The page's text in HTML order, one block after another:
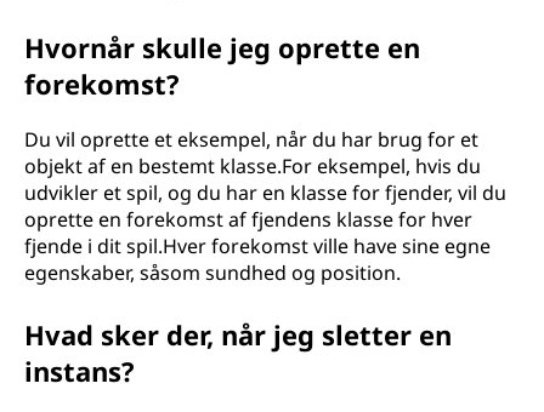
Hvornår skulle jeg oprette en
forekomst?
Du vil oprette et eksempel, når du har brug for et
objekt af en bestemt klasse.For eksempel, hvis du
udvikler et spil, og du har en klasse for fjender, vil du
oprette en forekomst af fjendens klasse for hver
fjende i dit spil.Hver forekomst ville have sine egne
egenskaber, såsom sundhed og position.
Hvad sker der, når jeg sletter en
instans?